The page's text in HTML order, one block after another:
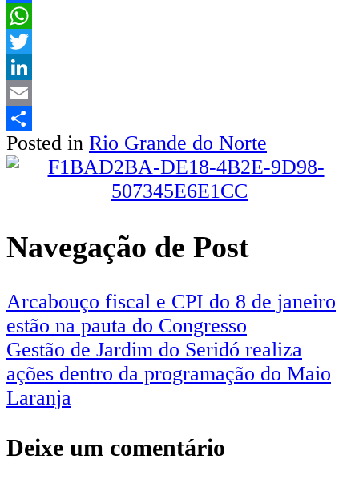
Facebook
WhatsApp
Twitter
LinkedIn
Email
Share
Posted in Rio Grande do Norte
Navegação de Post
Arcabouço fiscal e CPI do 8 de janeiro
estão na pauta do Congresso
Gestão de Jardim do Seridó realiza
ações dentro da programação do Maio
Laranja
Deixe um comentário